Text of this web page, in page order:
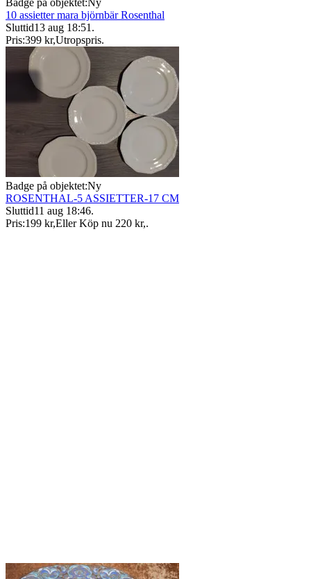
Badge på objektet:Ny
10 assietter mara björnbär Rosenthal
Sluttid13 aug 18:51 .
Pris:399 kr,Utropspris.
Badge på objektet:Ny
ROSENTHAL-5 ASSIETTER-17 CM
Sluttid11 aug 18:46.
Pris:199 kr,Eller Köp nu 220 kr,.